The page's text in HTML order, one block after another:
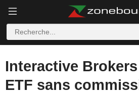
Interactive
ETF sans